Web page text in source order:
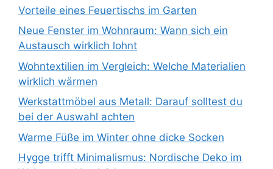
Vorteile eines Feuertischs im Garten
Neue Fenster im Wohnraum: Wann sich ein
Austausch wirklich lohnt
Wohntextilien im Vergleich: Welche Materialien
wirklich wärmen
Werkstattmöbel aus Metall: Darauf solltest du
bei der Auswahl achten
Warme Füße im Winter ohne dicke Socken
Hygge trifft Minimalismus: Nordische Deko im